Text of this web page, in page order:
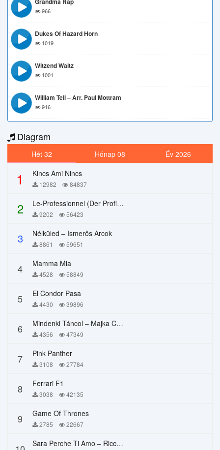
966
Dukes Of Hazard Horn
1019
Witzend Waltz
1001
William Tell – Arr. Paul Mottram
916
Diagram
Hét 32 Hónap 08 Év 2026
1 Kincs Ami Nincs
12982 84837
2 Le-Professionnel (Der Profi) – Chi Mai
9202 56423
3 Nélküled – Ismerős Arcok
8861 59651
4 Mamma Mia
4528 58849
5 El Condor Pasa
4430 39896
6 Mindenki Táncol – Majka Curtis, Péter Majoros
4356 47349
7 Pink Panther
3108 27784
8 Ferrari F1
3038 42135
9 Game Of Thrones
2785 22667
Sara Perche Ti Amo – Ricchi E Poveri